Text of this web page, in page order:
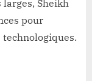
Sheikh
pour